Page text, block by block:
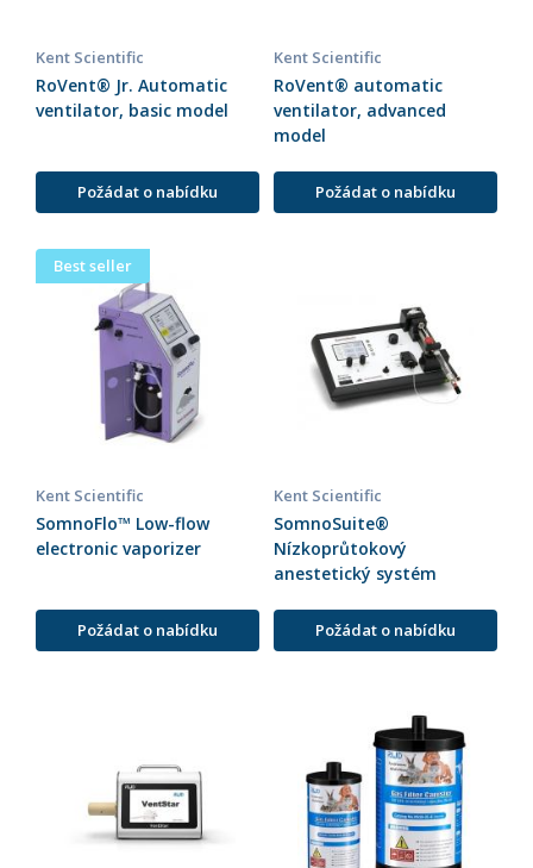
Kent Scientific
RoVent® Jr. Automatic
ventilator, basic model
Požádat o nabídku
Kent Scientific
RoVent® automatic
ventilator, advanced
model
Požádat o nabídku
Best seller
Kent Scientific
SomnoFlo™ Low-flow
electronic vaporizer
Požádat o nabídku
Kent Scientific
SomnoSuite®
Nízkoprůtokový
anestetický systém
Požádat o nabídku